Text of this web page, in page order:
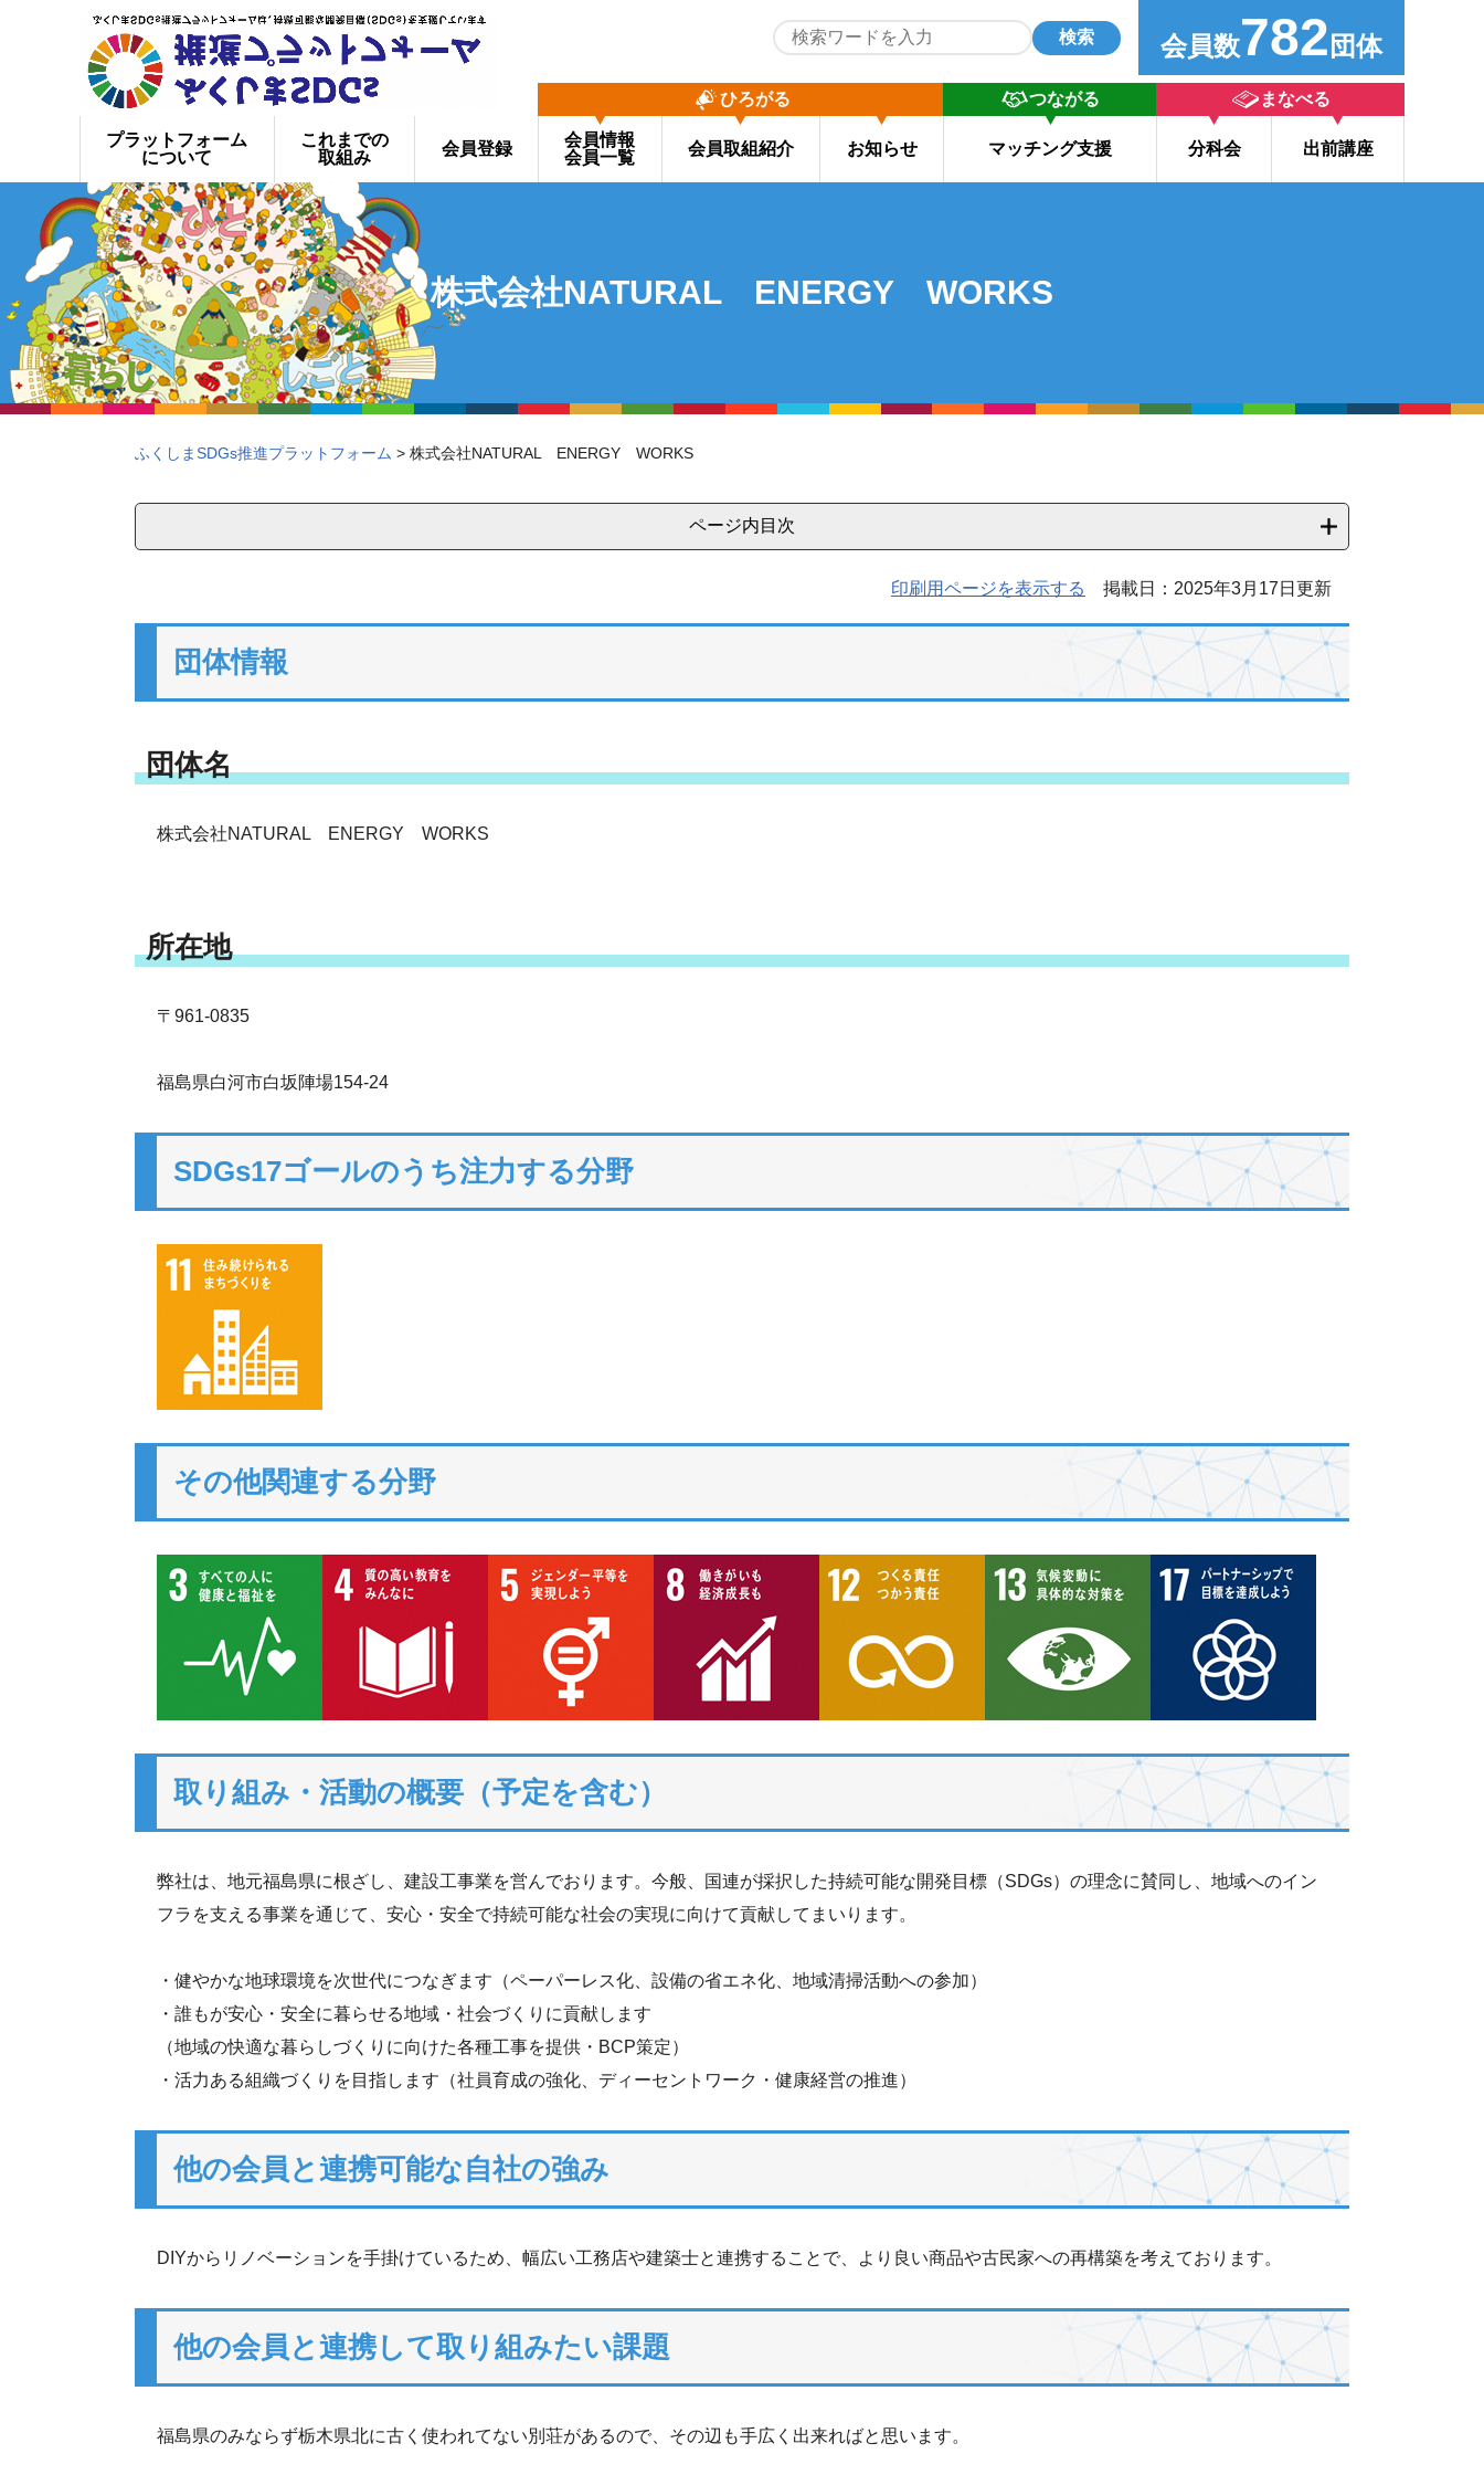
検索 会員数782 団体
プラットフォーム
について
これまでの
取組み
会員登録
ひろがる
会員情報
会員一覧
会員取組紹介 お知らせ
つながる
マッチング支援
まなべる
分科会 出前講座
株式会社NATURAL ENERGY WORKS
ふくしまSDGs推進プラットフォーム > 株式会社NATURAL ENERGY WORKS
ページ内目次
印刷用ページを表示する 掲載日：2025年3月17日更新
団体情報
団体名
株式会社NATURAL ENERGY WORKS
所在地
〒961-0835
福島県白河市白坂陣場154-24
SDGs17ゴールのうち注力する分野
その他関連する分野
取り組み・活動の概要（予定を含む）
弊社は、地元福島県に根ざし、建設工事業を営んでおります。今般、国連が採択した持続可能な開発目標（SDGs）の理念に賛同し、地域へのイン
フラを支える事業を通じて、安心・安全で持続可能な社会の実現に向けて貢献してまいります。
・健やかな地球環境を次世代につなぎます（ペーパーレス化、設備の省エネ化、地域清掃活動への参加）
・誰もが安心・安全に暮らせる地域・社会づくりに貢献します
（地域の快適な暮らしづくりに向けた各種工事を提供・BCP策定）
・活力ある組織づくりを目指します（社員育成の強化、ディーセントワーク・健康経営の推進）
他の会員と連携可能な自社の強み
DIYからリノベーションを手掛けているため、幅広い工務店や建築士と連携することで、より良い商品や古民家への再構築を考えております。
他の会員と連携して取り組みたい課題
福島県のみならず栃木県北に古く使われてない別荘があるので、その辺も手広く出来ればと思います。